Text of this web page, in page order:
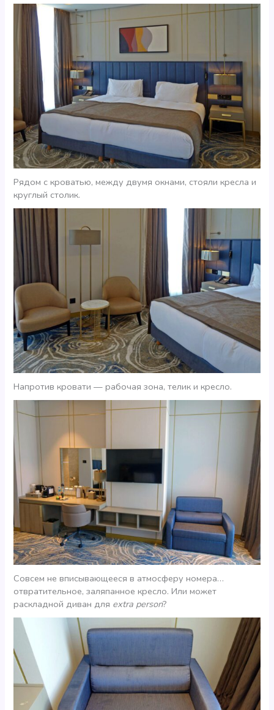
Рядом с кроватью, между двумя окнами, стояли кресла и
круглый столик.
Напротив кровати — рабочая зона, телик и кресло.
Совсем не вписывающееся в атмосферу номера…
отвратительное, заляпанное кресло. Или может
раскладной диван для extra person?